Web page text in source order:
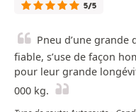
5/5
Pneu d’une
fiable, s’use de façon
pour leur grande
000 kg.